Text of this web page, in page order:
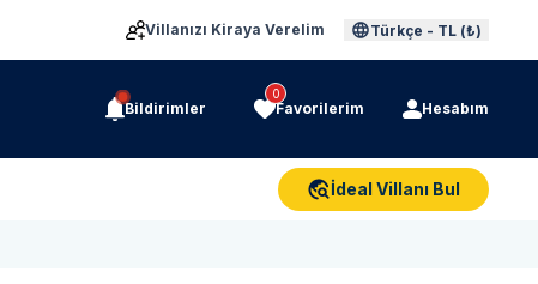
Villanızı Kiraya Verelim Türkçe - TL (₺)
Bildirimler
0
Favorilerim Hesabım
İdeal Villanı Bul